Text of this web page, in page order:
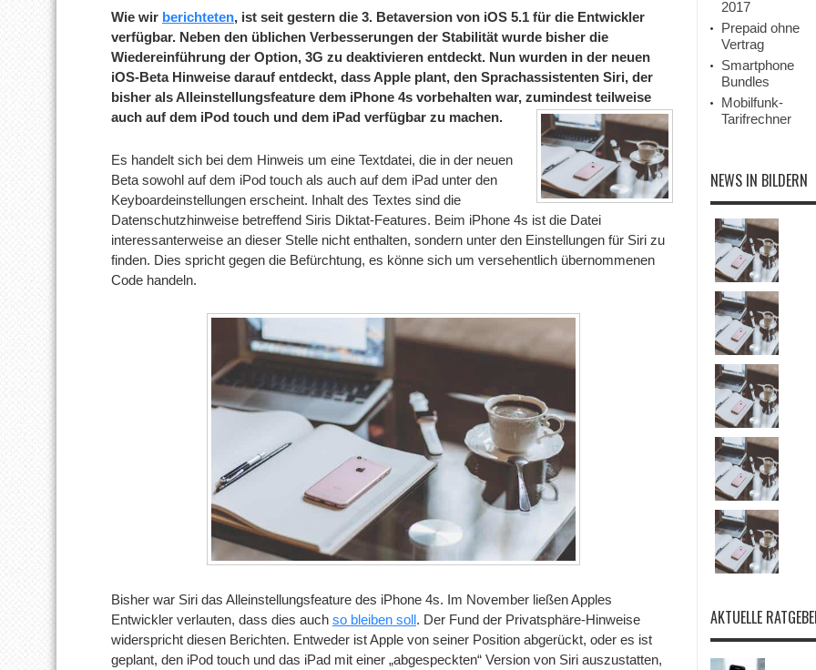
Wie wir berichteten, ist seit gestern die 3. Betaversion von iOS 5.1 für die Entwickler
verfügbar. Neben den üblichen Verbesserungen der Stabilität wurde bisher die
Wiedereinführung der Option, 3G zu deaktivieren entdeckt. Nun wurden in der neuen
iOS-Beta Hinweise darauf entdeckt, dass Apple plant, den Sprachassistenten Siri, der
bisher als Alleinstellungsfeature dem iPhone 4s vorbehalten war, zumindest teilweise
auch auf dem iPod touch und dem iPad verfügbar zu machen.
Es handelt sich bei dem Hinweis um eine Textdatei, die in der neuen
Beta sowohl auf dem iPod touch als auch auf dem iPad unter den
Keyboardeinstellungen erscheint. Inhalt des Textes sind die
Datenschutzhinweise betreffend Siris Diktat-Features. Beim iPhone 4s ist die Datei
interessanterweise an dieser Stelle nicht enthalten, sondern unter den Einstellungen für Siri zu
finden. Dies spricht gegen die Befürchtung, es könne sich um versehentlich übernommenen
Code handeln.
Bisher war Siri das Alleinstellungsfeature des iPhone 4s. Im November ließen Apples
Entwickler verlauten, dass dies auch so bleiben soll. Der Fund der Privatsphäre-Hinweise
widerspricht diesen Berichten. Entweder ist Apple von seiner Position abgerückt, oder es ist
geplant, den iPod touch und das iPad mit einer „abgespeckten“ Version von Siri auszustatten,
2017
Prepaid ohne
Vertrag
Smartphone
Bundles
Mobilfunk-
Tarifrechner
NEWS IN BILDERN
AKTUELLE